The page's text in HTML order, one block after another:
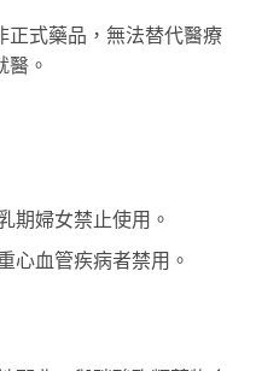
正式藥品，無法替代醫療
醫。
期婦女禁止使用。
心血管疾病者禁用。